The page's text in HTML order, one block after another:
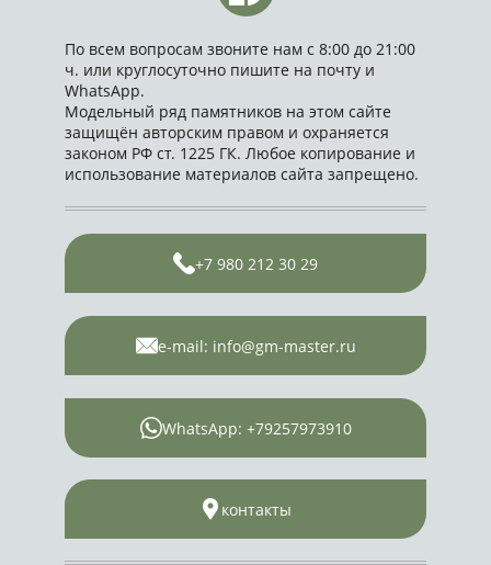
По всем вопросам звоните нам с 8:00 до 21:00
ч. или круглосуточно пишите на почту и
WhatsApp.
Модельный ряд памятников на этом сайте
защищён авторским правом и охраняется
законом РФ ст. 1225 ГК. Любое копирование и
использование материалов сайта запрещено.
+7 980 212 30 29
e-mail: info@gm-master.ru
WhatsApp: +79257973910
контакты